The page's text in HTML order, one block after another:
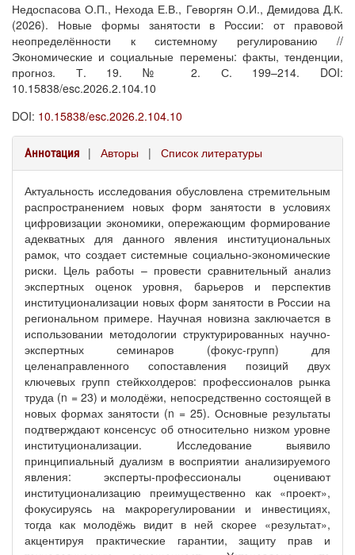
Недоспасова О.П., Нехода Е.В., Геворгян О.И., Демидова Д.К.
(2026). Новые формы занятости в России: от правовой
неопределённости к системному регулированию //
Экономические и социальные перемены: факты, тенденции,
прогноз. Т. 19. № 2. С. 199–214. DOI:
10.15838/esc.2026.2.104.10
DOI: 10.15838/esc.2026.2.104.10
Аннотация | Авторы | Список литературы
Актуальность исследования обусловлена стремительным
распространением новых форм занятости в условиях
цифровизации экономики, опережающим формирование
адекватных для данного явления институциональных
рамок, что создает системные социально-экономические
риски. Цель работы – провести сравнительный анализ
экспертных оценок уровня, барьеров и перспектив
институционализации новых форм занятости в России на
региональном примере. Научная новизна заключается в
использовании методологии структурированных научно-
экспертных семинаров (фокус-групп) для
целенаправленного сопоставления позиций двух
ключевых групп стейкхолдеров: профессионалов рынка
труда (n = 23) и молодёжи, непосредственно состоящей в
новых формах занятости (n = 25). Основные результаты
подтверждают консенсус об относительно низком уровне
институционализации. Исследование выявило
принципиальный дуализм в восприятии анализируемого
явления: эксперты-профессионалы оценивают
институционализацию преимущественно как «проект»,
фокусируясь на макрорегулировании и инвестициях,
тогда как молодёжь видит в ней скорее «результат»,
акцентируя практические гарантии, защиту прав и